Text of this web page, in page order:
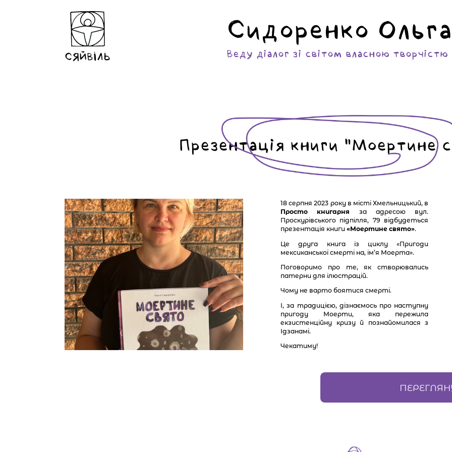
СЯЙВІЛЬ
Сидоренко Ольга
Веду діалог зі світом власною творчістю
Презентація книги “Моертине
18 серпня 2023 року в місті Хмельницький, в
Просто книгарня за адресою вул.
Проскурівського підпілля, 79 відбудеться
презентація книги«Моертине свято».
Це друга книга із циклу «Пригоди
мексиканської смерті на, ім’я Моерта».
Поговоримо про те, як створювались
патерни для ілюстрацій.
Чому не варто боятися смерті.
І, за традицією, дізнаємось про наступну
пригоду Моерти, яка пережила
екзистенційну кризу й познайомилася з
Ідзанамі.
Чекатиму!